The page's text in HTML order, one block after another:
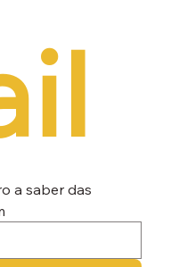
a saber das